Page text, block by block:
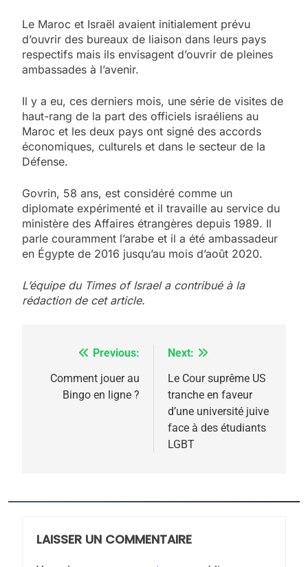
Le Maroc et Israël avaient initialement prévu
d’ouvrir des bureaux de liaison dans leurs pays
respectifs mais ils envisagent d’ouvrir de pleines
ambassades à l’avenir.
Il y a eu, ces derniers mois, une série de visites de
haut-rang de la part des officiels israéliens au
Maroc et les deux pays ont signé des accords
économiques, culturels et dans le secteur de la
Défense.
Govrin, 58 ans, est considéré comme un
diplomate expérimenté et il travaille au service du
ministère des Affaires étrangères depuis 1989. Il
parle couramment l’arabe et il a été ambassadeur
en Égypte de 2016 jusqu’au mois d’août 2020.
L’équipe du Times of Israel a contribué à la
rédaction de cet article.
Navigation
de
l’article
Previous:
Comment jouer au
Bingo en ligne ?
Next:
Le Cour suprême US
tranche en faveur
d’une université juive
face à des étudiants
LGBT
LAISSER UN COMMENTAIRE
2025, l’année la plus
FIÈRE, DIGNE ET RÉSILIENTE :